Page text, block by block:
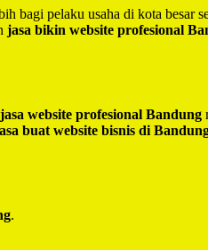
pelaku usaha di kota besar
jasa bikin website profesional
jasa website profesional Bandung
buat website bisnis di
.